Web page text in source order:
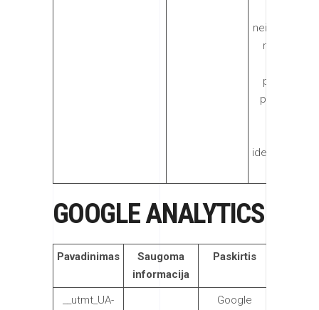
nebent jūs
prisijungęs
prie Google
GOOGLE ANALYTICS
Pavadinimas
Saugoma
informacija
Paskirtis
__utmt_UA-
Google